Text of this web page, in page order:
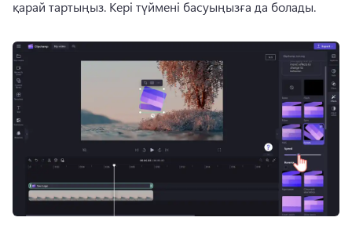
қарай тартыңыз. Кері түймені басуыңызға да болады.